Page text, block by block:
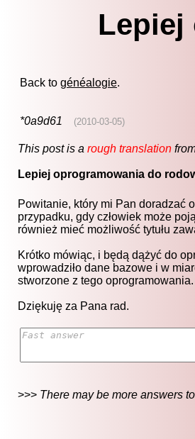
Lepiej
Back to généalogie.
*0a9d61 (2010-03-05)
This post is a rough translation
Lepiej oprogramowania do
Powitanie, który mi Pan doradzać
przypadku, gdy człowiek może
również mieć możliwość tytułu
Krótko mówiąc, i będą dążyć do
wprowadziło dane bazowe i w
stworzone z tego oprogramowania.
Dziękuję za Pana rad.
>>> There may be more answers